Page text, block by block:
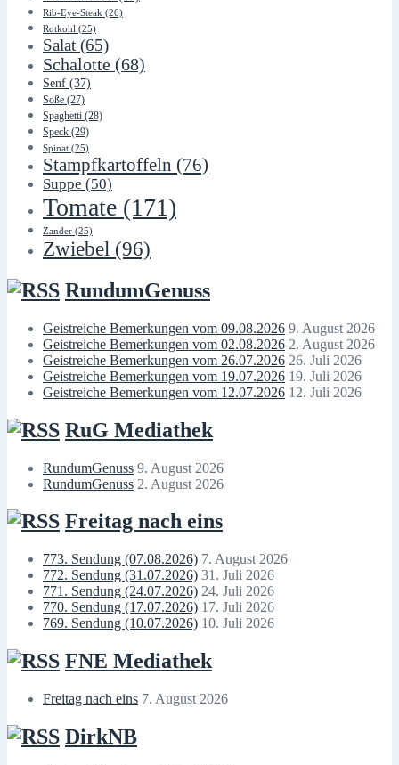
Rib-Eye-Steak (26)
Rotkohl (25)
Salat (65)
Schalotte (68)
Senf (37)
Soße (27)
Spaghetti (28)
Speck (29)
Spinat (25)
Stampfkartoffeln (76)
Suppe (50)
Tomate (171)
Zander (25)
Zwiebel (96)
RundumGenuss
Geistreiche Bemerkungen vom 09.08.2026 9. August 2026
Geistreiche Bemerkungen vom 02.08.2026 2. August 2026
Geistreiche Bemerkungen vom 26.07.2026 26. Juli 2026
Geistreiche Bemerkungen vom 19.07.2026 19. Juli 2026
Geistreiche Bemerkungen vom 12.07.2026 12. Juli 2026
RuG Mediathek
RundumGenuss 9. August 2026
RundumGenuss 2. August 2026
Freitag nach eins
773. Sendung (07.08.2026) 7. August 2026
772. Sendung (31.07.2026) 31. Juli 2026
771. Sendung (24.07.2026) 24. Juli 2026
770. Sendung (17.07.2026) 17. Juli 2026
769. Sendung (10.07.2026) 10. Juli 2026
FNE Mediathek
Freitag nach eins 7. August 2026
DirkNB